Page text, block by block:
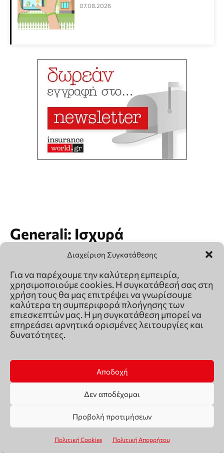
Διαχείριση Συγκατάθεσης
Για να παρέχουμε την καλύτερη εμπειρία,
χρησιμοποιούμε cookies. Η συγκατάθεσή σας στη
χρήση τους θα μας επιτρέψει να γνωρίσουμε
καλύτερα τη συμπεριφορά πλοήγησης των
επιεσκεπτών μας. Η μη συγκατάθεση μπορεί να
επηρεάσει αρνητικά ορισμένες λειτουργίες και
δυνατότητες.
Αποδοχή
Δεν αποδέχομαι
Προβολή προτιμήσεων
Πολιτική Cookies Πολιτική Απορρήτου
07.08.2026